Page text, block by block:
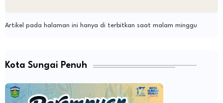
Artikel pada halaman ini hanya di terbitkan saat malam minggu
Kota Sungai Penuh